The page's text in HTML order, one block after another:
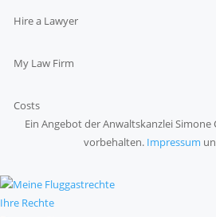
Hire a Lawyer
My Law Firm
Costs
Ein Angebot der Anwaltskanzlei Simone
vorbehalten. Impressum
Ihre Rechte